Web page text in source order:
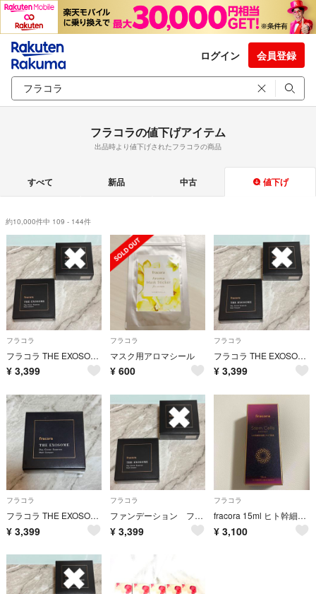
ログイン 会員登録
フラコラの値下げアイテム
出品時より値下げされたフラコラの商品
すべて 新品 中古 値下げ
約10,000件中 109 - 144件
フラコラ
フラコラ THE EXOSOME デイカバーエッセンス メッシュコンパクト
¥ 3,399
フラコラ
マスク用アロマシール
¥ 600
フラコラ
フラコラ THE EXOSOME デイカバーエッセンス メッシュコンパクト
¥ 3,399
フラコラ
フラコラ THE EXOSOME デイカバーエッセンス メッシュコンパクト
¥ 3,399
フラコラ
ファンデーション フラコラ 美容液 化粧品 2個セット 新品未使用
¥ 3,399
フラコラ
fracora 15ml ヒト幹細胞培養エキス原液
¥ 3,100